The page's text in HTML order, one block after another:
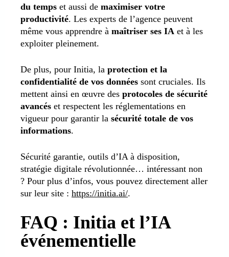
du temps et aussi de maximiser votre
productivité. Les experts de l’agence peuvent
même vous apprendre à maîtriser ses IA et à les
exploiter pleinement.
De plus, pour Initia, la protection et la
confidentialité de vos données sont cruciales. Ils
mettent ainsi en œuvre des protocoles de sécurité
avancés et respectent les réglementations en
vigueur pour garantir la sécurité totale de vos
informations.
Sécurité garantie, outils d’IA à disposition,
stratégie digitale révolutionnée… intéressant non
? Pour plus d’infos, vous pouvez directement aller
sur leur site : https://initia.ai/.
FAQ : Initia et l’IA
événementielle